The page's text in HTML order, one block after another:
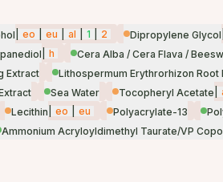
eo eu al 1 2 Dipropylene Glycol
h Cera Alba / Cera Flava /
Extract Lithospermum Erythrorhizon Root
Sea Water Tocopheryl Acetate
Lecithin eo eu Polyacrylate-13
Ammonium Acryloyldimethyl Taurate/VP